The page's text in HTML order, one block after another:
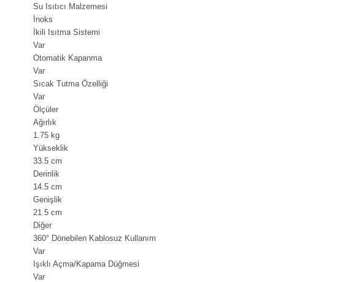
Su Isıtıcı Malzemesi
İnoks
İkili Isıtma Sistemi
Var
Otomatik Kapanma
Var
Sıcak Tutma Özelliği
Var
Ölçüler
Ağırlık
1.75 kg
Yükseklik
33.5 cm
Derinlik
14.5 cm
Genişlik
21.5 cm
Diğer
360° Dönebilen Kablosuz Kullanım
Var
Işıklı Açma/Kapama Düğmesi
Var